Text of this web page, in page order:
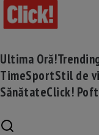
Ultima Oră!
TimeSportStil de
SănătateClick!